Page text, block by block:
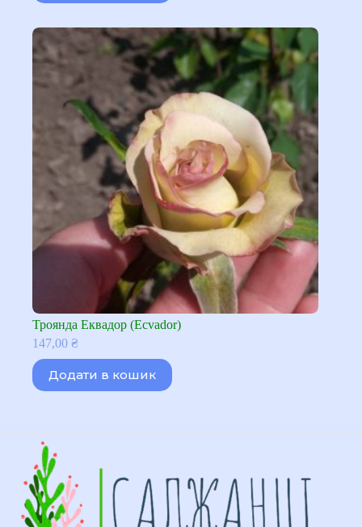
Троянда Еквадор (Ecvador)
147,00 ₴
Додати в кошик